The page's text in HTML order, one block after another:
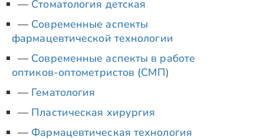
Стоматология детская
Современные аспекты
фармацевтической технологии
Современные аспекты в работе
оптиков-оптометристов (СМП)
Гематология
Пластическая хирургия
Фармацевтическая технология